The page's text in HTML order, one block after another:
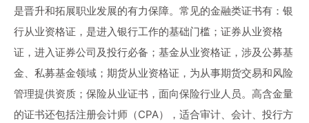
是晋升和拓展职业发展的有力保障。常见的金融类证书有：银
行从业资格证，是进入银行工作的基础门槛；证券从业资格
证，进入证券公司及投行必备；基金从业资格证，涉及公募基
金、私募基金领域；期货从业资格证，为从事期货交易和风险
管理提供资质；保险从业证书，面向保险行业人员。高含金量
的证书还包括注册会计师（CPA），适合审计、会计、投行方